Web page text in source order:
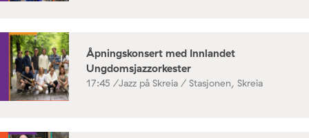
Åpningskonsert med Innlandet
Ungdomsjazzorkester
17:45 /Jazz på Skreia / Stasjonen, Skreia